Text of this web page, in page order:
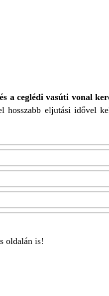
ceglédi vasúti vonal
hosszabb eljutási idővel
oldalán is!